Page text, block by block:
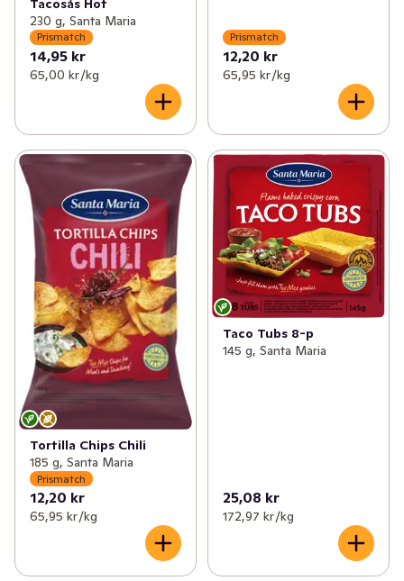
Tacosås Hot
230 g, Santa Maria
Prismatch
14,95 kr
65,00 kr /kg
Prismatch
12,20 kr
65,95 kr /kg
Tortilla Chips Chili
185 g, Santa Maria
Prismatch
12,20 kr
65,95 kr /kg
Taco Tubs 8-p
145 g, Santa Maria
25,08 kr
172,97 kr /kg